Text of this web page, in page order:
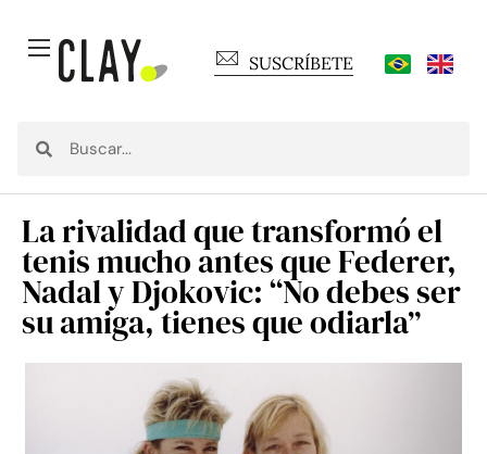
SUSCRÍBETE
La rivalidad que transformó el
tenis mucho antes que Federer,
Nadal y Djokovic: “No debes ser
su amiga, tienes que odiarla”